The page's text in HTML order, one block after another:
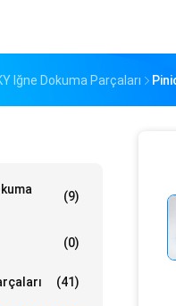
Iğne Dokuma Parçaları
(9)
(0)
(41)